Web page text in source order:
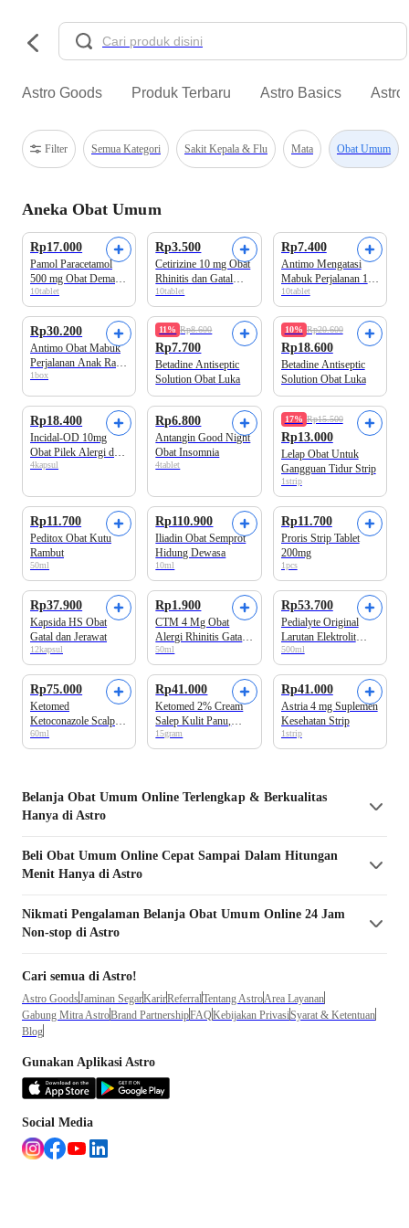
Astro Goods Produk Terbaru Astro Basics Astro
Filter Semua Kategori Sakit Kepala & Flu Mata Obat Umum
Aneka Obat Umum
Rp17.000
Pamol Paracetamol
500 mg Obat Demam
dan Sakit Kepala
10tablet
Rp3.500
Cetirizine 10 mg Obat
Rhinitis dan Gatal
Alergi 1 Strip
10tablet
Rp7.400
Antimo Mengatasi
Mabuk Perjalanan 1
Strip
10tablet
Rp30.200
Antimo Obat Mabuk
Perjalanan Anak Rasa
Jeruk 10 Sachet
1box
Beli 2 Disc.16%
11% Rp8.600
Rp7.700
Betadine Antiseptic
Solution Obat Luka
10% Rp20.600
Rp18.600
Betadine Antiseptic
Solution Obat Luka
Rp18.400
Incidal-OD 10mg
Obat Pilek Alergi dan
Biduran
4kapsul
Rp6.800
Antangin Good Night
Obat Insomnia
4tablet
17% Rp15.500
Rp13.000
Lelap Obat Untuk
Gangguan Tidur Strip
1strip
Rp11.700
Peditox Obat Kutu
Rambut
50ml
Rp110.900
Iliadin Obat Semprot
Hidung Dewasa
10ml
Rp11.700
Proris Strip Tablet
200mg
1pcs
Rp37.900
Kapsida HS Obat
Gatal dan Jerawat
12kapsul
Rp1.900
CTM 4 Mg Obat
Alergi Rhinitis Gatal
Gatal dan Biduran 12
Tablet
50ml
Rp53.700
Pedialyte Original
Larutan Elektrolit
Untuk Dehidrasi Bayi
Dan Anak
500ml
Rp75.000
Ketomed
Ketoconazole Scalp
Solution Penghilang
Ketombe
60ml
Rp41.000
Ketomed 2% Cream
Salep Kulit Panu,
Kurap, Kudis, Kutu
Air
15gram
Rp41.000
Astria 4 mg Suplemen
Kesehatan Strip
1strip
BelanjaObat Umum Online Terlengkap & Berkualitas
Hanya di Astro
BeliObat Umum Online Cepat Sampai Dalam Hitungan
Menit Hanya di Astro
Nikmati Pengalaman BelanjaObat UmumOnline 24 Jam
Non-stop di Astro
Cari semua di Astro!
Astro GoodsJaminan SegarKarirReferralTentang AstroArea Layanan
Gabung Mitra AstroBrand PartnershipFAQKebijakan PrivasiSyarat & Ketentuan
Blog
Gunakan Aplikasi Astro
Social Media